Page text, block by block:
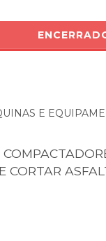
E
CORTAR